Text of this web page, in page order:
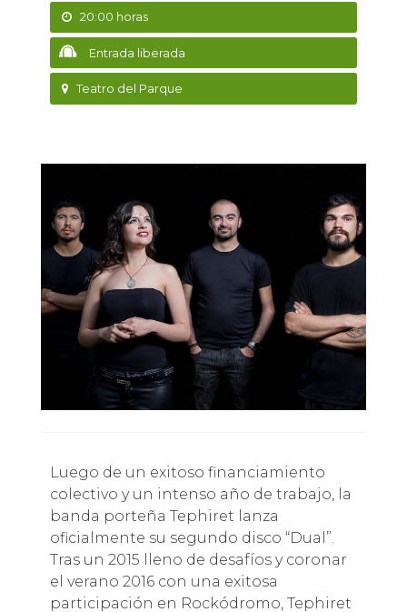
20:00 horas
Entrada liberada
Teatro del Parque
Luego de un exitoso financiamiento
colectivo y un intenso año de trabajo, la
banda porteña Tephiret lanza
oficialmente su segundo disco “Dual”.
Tras un 2015 lleno de desafíos y coronar
el verano 2016 con una exitosa
participación en Rockódromo, Tephiret